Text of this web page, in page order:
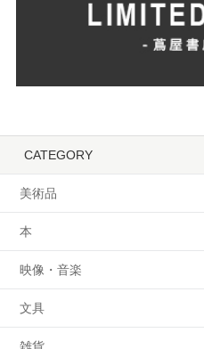
CATEGORY
美術品
本
映像・音楽
文具